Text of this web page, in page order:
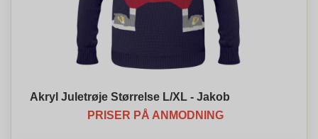
Akryl Juletrøje Størrelse L/XL - Jakob
PRISER PÅ ANMODNING